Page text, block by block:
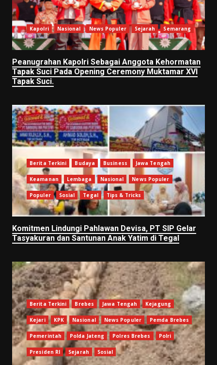
Kapolri Nasional News Populer Sejarah Semarang
Peanugrahan Kapolri Sebagai Anggota Kehormatan
Tapak Suci Pada Opening Ceremony Muktamar XVI
Tapak Suci.
Berita Terkini Budaya Business Jawa Tengah
Keamanan Lembaga Nasional News Populer
Populer Sosial Tegal Tips & Tricks
Komitmen Lindungi Pahlawan Devisa, PT SIP Gelar
Tasyakuran dan Santunan Anak Yatim di Tegal
Berita Terkini Brebes Jawa Tengah Kejagung
Kejari KPK Nasional News Populer Pemda Brebes
Pemerintah Polda Jateng Polres Brebes Polri
Presiden RI Sejarah Sosial